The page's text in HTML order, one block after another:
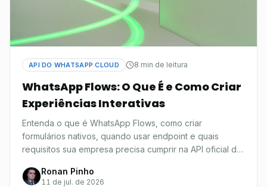
API DO WHATSAPP CLOUD 8 min de leitura
WhatsApp Flows: O Que É e Como Criar
Experiências Interativas
Entenda o que é WhatsApp Flows, como criar
formulários nativos, quando usar endpoint e quais
requisitos sua empresa precisa cumprir na API oficial da
Ronan Pinho
11 de jul. de 2026